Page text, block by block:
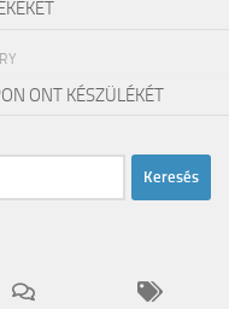
ONT KÉSZÜLÉKÉT